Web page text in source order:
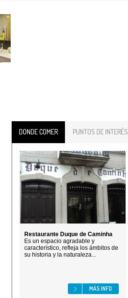
DONDE COMER PUNTOS DE INTERÉS
Restaurante Duque de Caminha
Es un espacio agradable y
característico, refleja los ámbitos de
su historia y la naturaleza...
MÁS INFO